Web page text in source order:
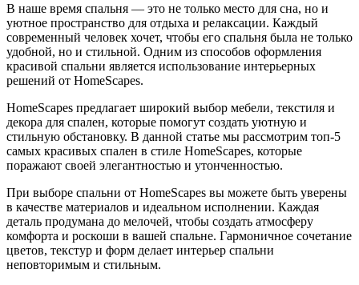
В наше время спальня — это не только место для сна, но и
уютное пространство для отдыха и релаксации. Каждый
современный человек хочет, чтобы его спальня была не только
удобной, но и стильной. Одним из способов оформления
красивой спальни является использование интерьерных
решений от HomeScapes.
HomeScapes предлагает широкий выбор мебели, текстиля и
декора для спален, которые помогут создать уютную и
стильную обстановку. В данной статье мы рассмотрим топ-5
самых красивых спален в стиле HomeScapes, которые
поражают своей элегантностью и утонченностью.
При выборе спальни от HomeScapes вы можете быть уверены
в качестве материалов и идеальном исполнении. Каждая
деталь продумана до мелочей, чтобы создать атмосферу
комфорта и роскоши в вашей спальне. Гармоничное сочетание
цветов, текстур и форм делает интерьер спальни
неповторимым и стильным.